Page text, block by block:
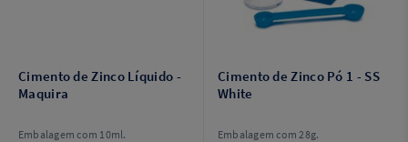
Cimento de Zinco Líquido -
Maquira
Embalagem com 10ml.
Cimento de Zinco Pó 1 - SS
White
Embalagem com 28g.